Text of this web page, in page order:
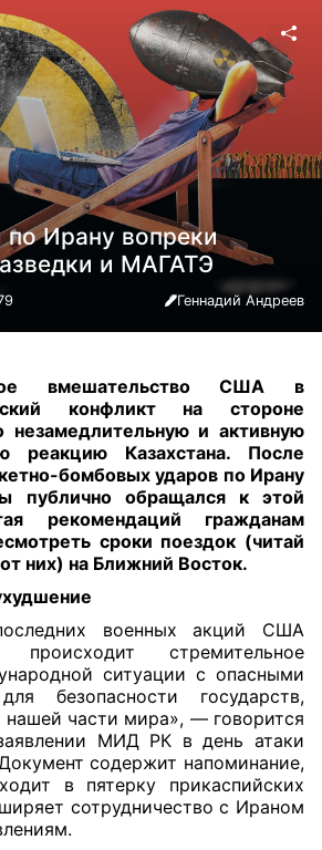
Ирану вопреки
и МАГАТЭ
Геннадий Андреев
вмешательство США в
конфликт на стороне
незамедлительную и активную
реакцию Казахстана. После
бомбовых ударов по Ирану
обращался к этой
рекомендаций гражданам
сроки поездок (читай
них) на Ближний Восток.
военных акций США
стремительное
ситуации с опасными
безопасности государств,
части мира», — говорится
МИД РК в день атаки
содержит напоминание,
в пятерку прикаспийских
сотрудничество с Ираном